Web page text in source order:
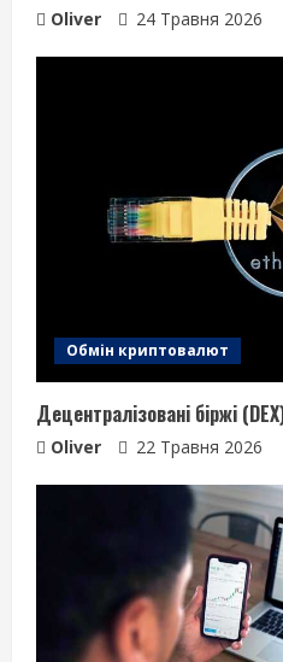
Oliver 24 Травня 2026
Обмін криптовалют
Децентралізовані біржі
Oliver 22 Травня 2026